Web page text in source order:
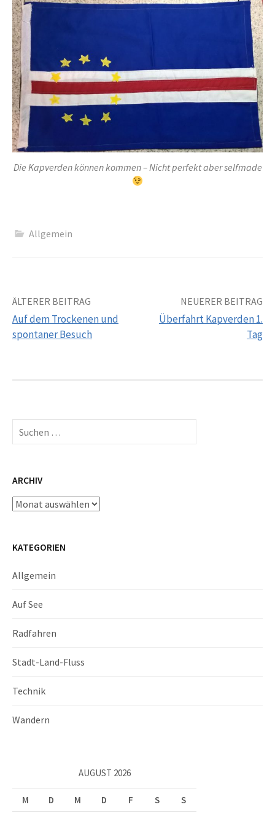
Die Kapverden können kommen – Nicht perfekt aber selfmade
Allgemein
Beitrags-
Navigation
ÄLTERER BEITRAG
Auf dem Trockenen und
spontaner Besuch
NEUERER BEITRAG
Überfahrt Kapverden 1.
Tag
Suchen
nach:
ARCHIV
Archiv
KATEGORIEN
Allgemein
Auf See
Radfahren
Stadt-Land-Fluss
Technik
Wandern
AUGUST 2026
M D M D F S
S